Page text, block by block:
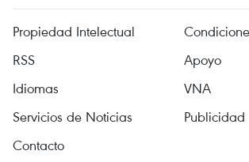
Propiedad Intelectual
RSS
Apoyo
Idiomas
VNA
Servicios de Noticias
Publicidad
Contacto